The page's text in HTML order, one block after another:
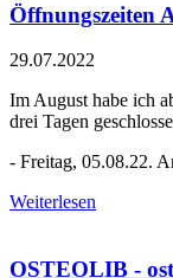
Öffnungszeiten
29.07.2022
Im August habe ich
drei Tagen
- Freitag, 05.08.22.
Weiterlesen
OSTEOLIB -